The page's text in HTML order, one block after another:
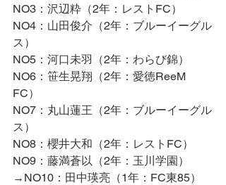
NO3：沢辺粋（2年：レストFC）
NO4：山田俊介（2年：ブルーイーグル
ス）
NO5：河口未羽（2年：わらび錦）
NO6：笹生晃翔（2年：愛徳ReeM
FC）
NO7：丸山蓮王（2年：ブルーイーグル
ス）
NO8：櫻井大和（2年：レストFC）
NO9：藤満蒼以（2年：玉川学園）
→NO10：田中瑛亮（1年：FC東85）